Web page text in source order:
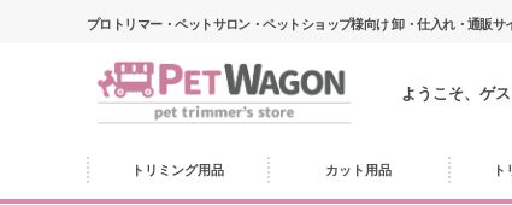
プロトリマー・ペットサロン・ペットショップ様向け 卸・仕入れ・通販サ
ようこそ、ゲ
トリミング用品 カット用品